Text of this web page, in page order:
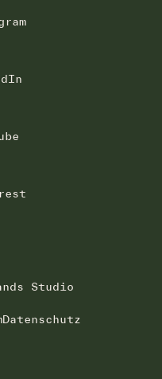
Studio
Datenschutz